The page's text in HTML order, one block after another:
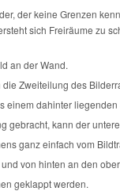
der keine Grenzen
sich Freiräume zu
an der Wand.
die Zweiteilung des
einem dahinter
gebracht, kann der
ganz einfach vom
von hinten an den
geklappt werden.